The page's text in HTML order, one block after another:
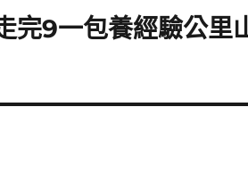
完9一包養經驗公里